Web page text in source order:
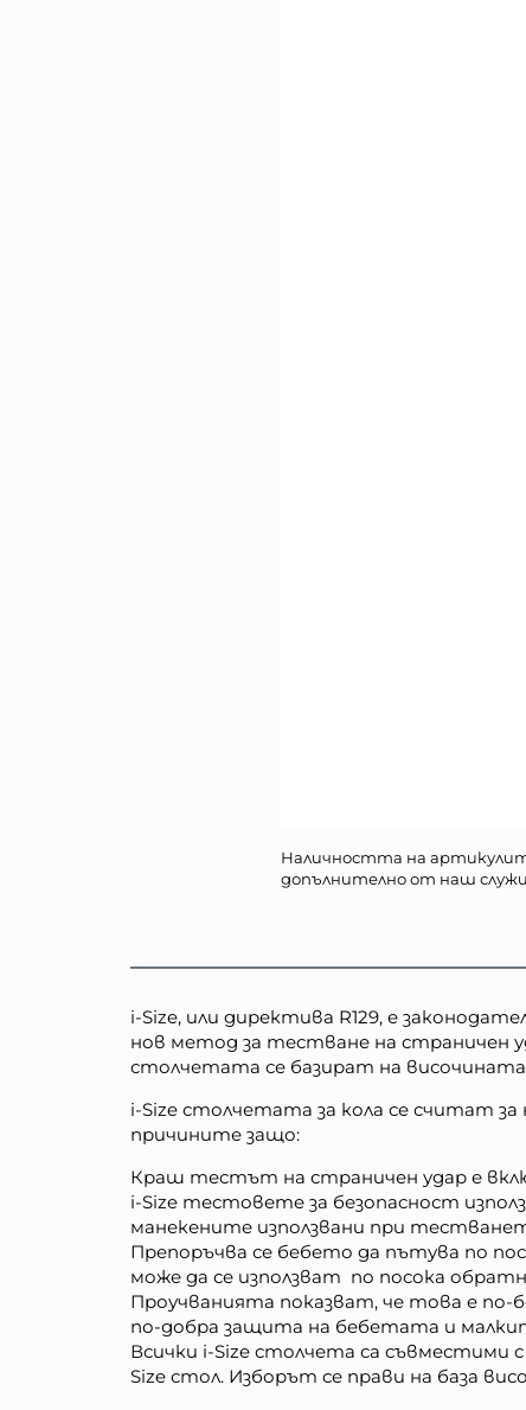
Наличността на
допълнително от наш
i-Size, или директива R129, е
нов метод за тестване на страничен
столчетата се базират на височината
i-Size столчетата за кола се считат
причините защо:
Краш тестът на страничен удар е
i-Size тестовете за безопасност
манекените използвани при
Препоръчва се бебето да пътува по
може да се използват по посока
Проучванията показват, че това е по-
по-добра защита на бебетата и
Всички i-Size столчета са съвместими
Size стол. Изборът се прави на база